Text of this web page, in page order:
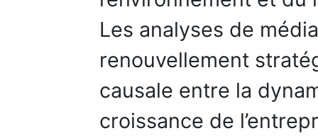
Les analyses de
renouvellement
causale entre la
croissance de